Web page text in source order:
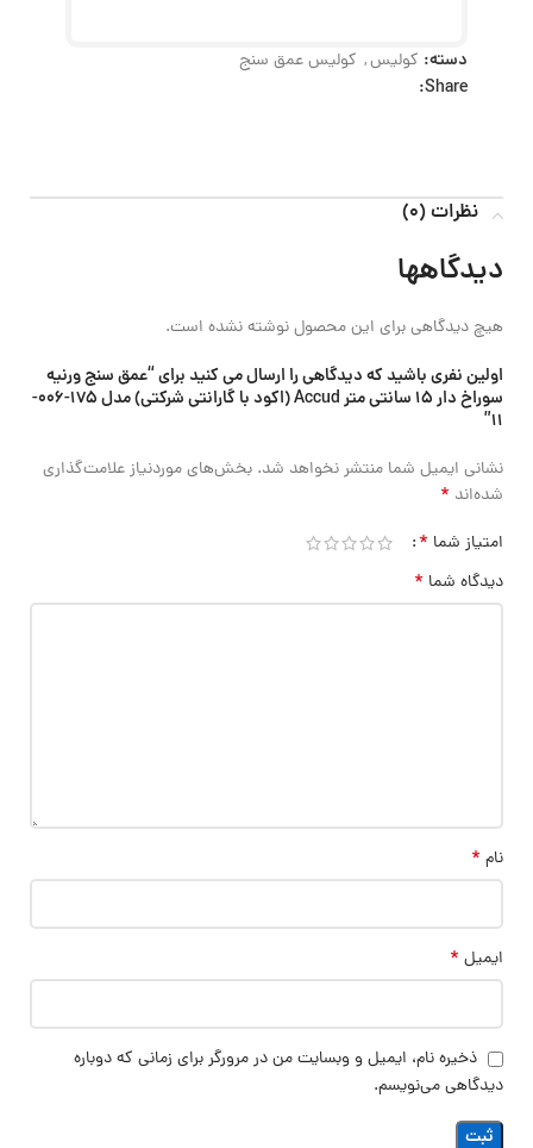
دسته: کولیس, کولیس عمق سنج
Share:
نظرات (0)
دیدگاهها
هیچ دیدگاهی برای این محصول نوشته نشده است.
اولین نفری باشید که دیدگاهی را ارسال می کنید برای “عمق سنج ورنیه
سوراخ دار 15 سانتی متر Accud (اکود با گارانتی شرکتی) مدل 175-006-
11”
نشانی ایمیل شما منتشر نخواهد شد. بخش‌های موردنیاز علامت‌گذاری
شده‌اند *
امتیاز شما *
دیدگاه شما *
نام *
ایمیل *
ذخیره نام، ایمیل و وبسایت من در مرورگر برای زمانی که دوباره
دیدگاهی می‌نویسم.